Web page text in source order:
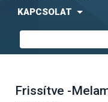
KAPCSOLAT
Frissítve -